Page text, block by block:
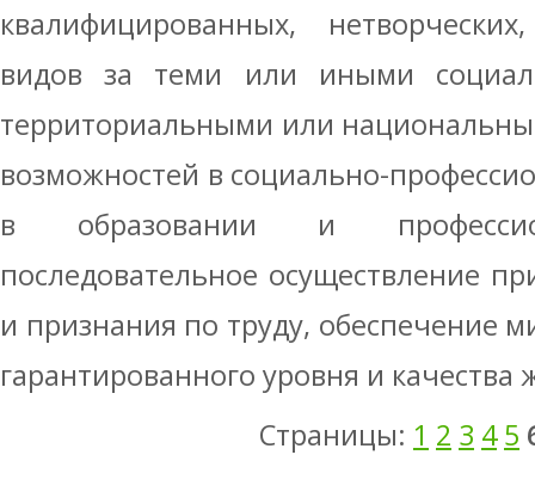
квалифицированных,
видов за теми или иными
террито­риальными или
возмож­ностей в социально-
в образо­вании и
последовательное осу­ществление
и признания по труду, обеспечение
гарантированного уров­ня и качества
Страницы: 1 2 3 4 5